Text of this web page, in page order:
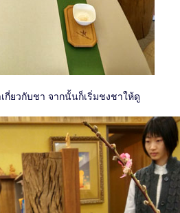
กี่ยวกับชา จากนั้นก็เริ่มชงชาให้ดู